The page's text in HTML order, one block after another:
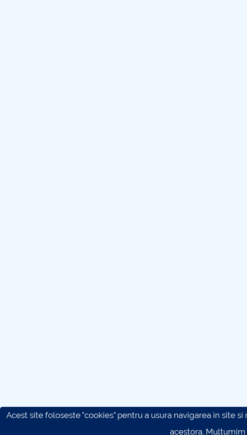
Acest site foloseste "cookies" pentru a usura navigarea in site
acestora.